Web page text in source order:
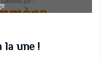
la une !